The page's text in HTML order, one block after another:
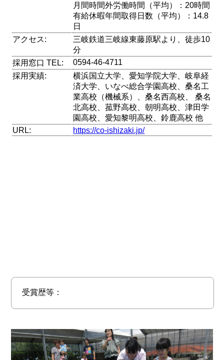
月間時間外労働時間（平均）：20時間
有給休暇年間取得日数（平均）：14.8
日
アクセス:
三岐鉄道三岐線東藤原駅より、徒歩10
分
採用窓口 TEL:
0594-46-4711
採用実績:
横浜国立大学、愛知学院大学、岐阜経
済大学、いなべ総合学園高校、桑名工
業高校（機械系）、桑名西高校、 桑名
北高校、菰野高校、朝明高校、津田学
園高校、愛知黎明高校、鈴鹿高校 他
URL:
https://co-ishizaki.jp/
受賞歴等：